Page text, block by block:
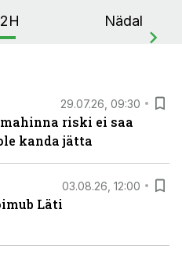
Nädal
29.07.26, 09:30
riski ei saa
kanda jätta
03.08.26, 12:00
Läti